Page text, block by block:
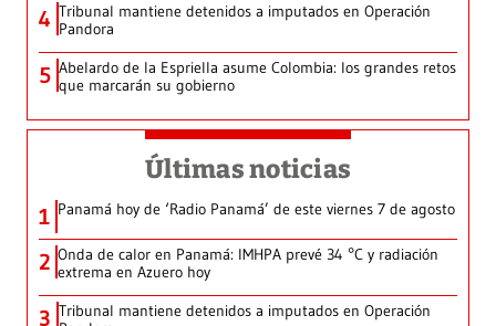
4 Tribunal mantiene detenidos a imputados en Operación
Pandora
5 Abelardo de la Espriella asume Colombia: los grandes retos
que marcarán su gobierno
Últimas noticias
1 Panamá hoy de ‘Radio Panamá’ de este viernes 7 de agosto
2 Onda de calor en Panamá: IMHPA prevé 34 °C y radiación
extrema en Azuero hoy
3 Tribunal mantiene detenidos a imputados en Operación